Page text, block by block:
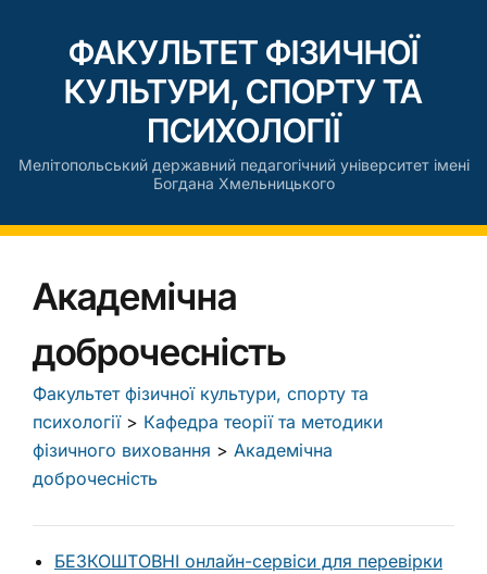
ФАКУЛЬТЕТ ФІЗИЧНОЇ
КУЛЬТУРИ, СПОРТУ ТА
ПСИХОЛОГІЇ
Мелітопольський державний педагогічний університет імені
Богдана Хмельницького
Академічна
доброчесність
Факультет фізичної культури, спорту та
психології> Кафедра теорії та методики
фізичного виховання > Академічна
доброчесність
БЕЗКОШТОВНІ онлайн-сервіси для перевірки